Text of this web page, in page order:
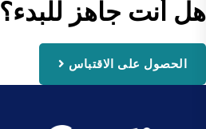
هل أنت جاهز للبدء؟
الحصول على الاقتباس